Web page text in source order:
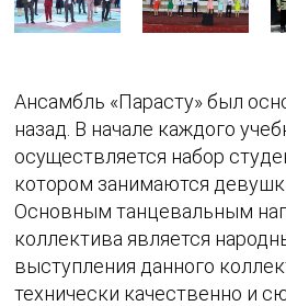
Ансамбль «Парасту» был
назад. В начале каждого
осуществляется набор
котором занимаются
Основным танцевальным
коллектива является
выступления данного
технически качественно и